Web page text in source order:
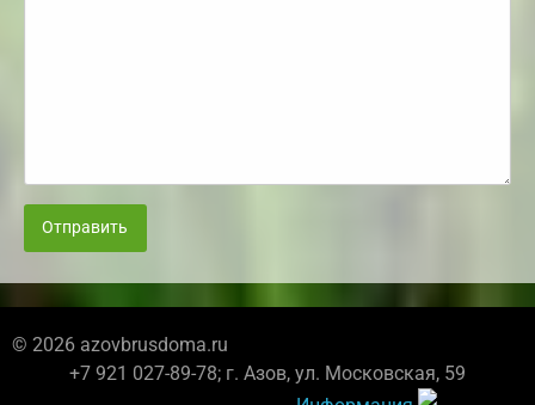
Отправить
© 2026 azovbrusdoma.ru
+7 921 027-89-78; г. Азов, ул. Московская, 59